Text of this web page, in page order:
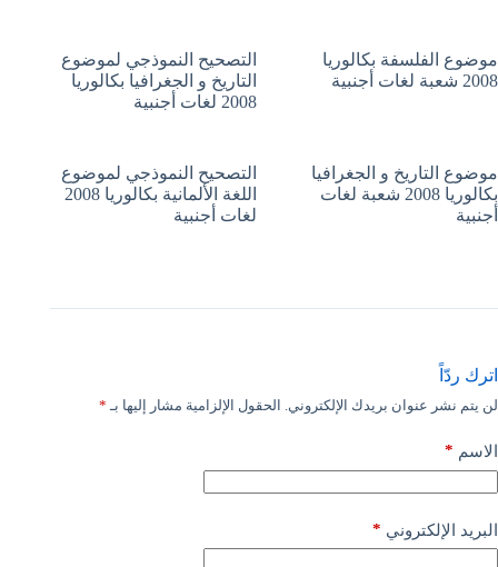
موضوع الفلسفة بكالوريا
2008 شعبة لغات أجنبية
التصحيح النموذجي لموضوع
التاريخ و الجغرافيا بكالوريا
2008 لغات أجنبية
موضوع التاريخ و الجغرافيا
بكالوريا 2008 شعبة لغات
أجنبية
التصحيح النموذجي لموضوع
اللغة الألمانية بكالوريا 2008
لغات أجنبية
اترك ردّاً
لن يتم نشر عنوان بريدك الإلكتروني. الحقول الإلزامية مشار إليها بـ *
الاسم *
البريد الإلكتروني *